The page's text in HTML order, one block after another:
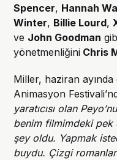
Spencer, Hannah
Winter, Billie Lourd,
ve John Goodman
yönetmenliğini Chris
Miller, haziran
Animasyon
yaratıcısı olan
benim filmimdeki pek
şey oldu. Yapmak
buydu. Çizgi